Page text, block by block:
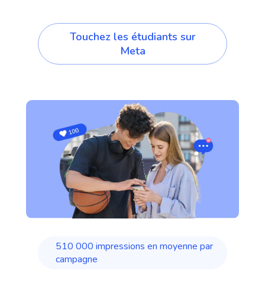
Touchez les étudiants sur
Meta
510 000 impressions en moyenne par
campagne